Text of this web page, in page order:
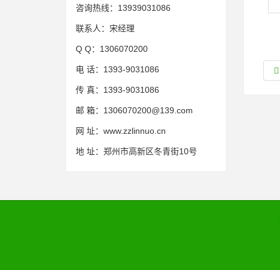
咨询热线： 13939031086
联系人： 宋经理
Q Q： 1306070200
电 话： 1393-9031086
传 真： 1393-9031086
邮 箱： 1306070200@139.com
网 址： www.zzlinnuo.cn
地 址： 郑州市高新区冬青街10号